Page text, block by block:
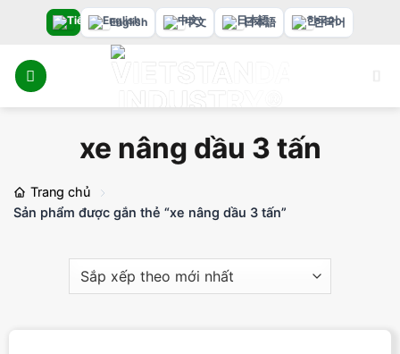
nội
dung
English 中文 日本語 한국어
xe nâng dầu 3 tấn
Trang chủ
Sản phẩm được gắn thẻ “xe nâng dầu 3 tấn”